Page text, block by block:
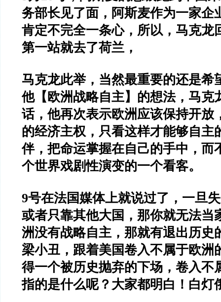
务部长见了面，阿斯麦作为一家企
肯定不完全一条心，所以，马克龙
第一站就去了荷兰，
马克龙此举，当然最重要的还是希
他【欧洲战略自主】的想法，马克
话，他再次表示欧洲应该保持开放
的经济主权，只看这样才能够自主
伴，把命运掌握在自己的手中，而
个世界戏剧性演变的一个看客。
9号在法国媒体上就说过了，一旦
或者只靠其他大国，那你就无法当
洲没有战略自主，那就有退出历史
梁小丑，跟着美国卷入不属于欧洲
得一个被历史抛弃的下场，卷入不
指的是什么呢？大家都明白！白灯